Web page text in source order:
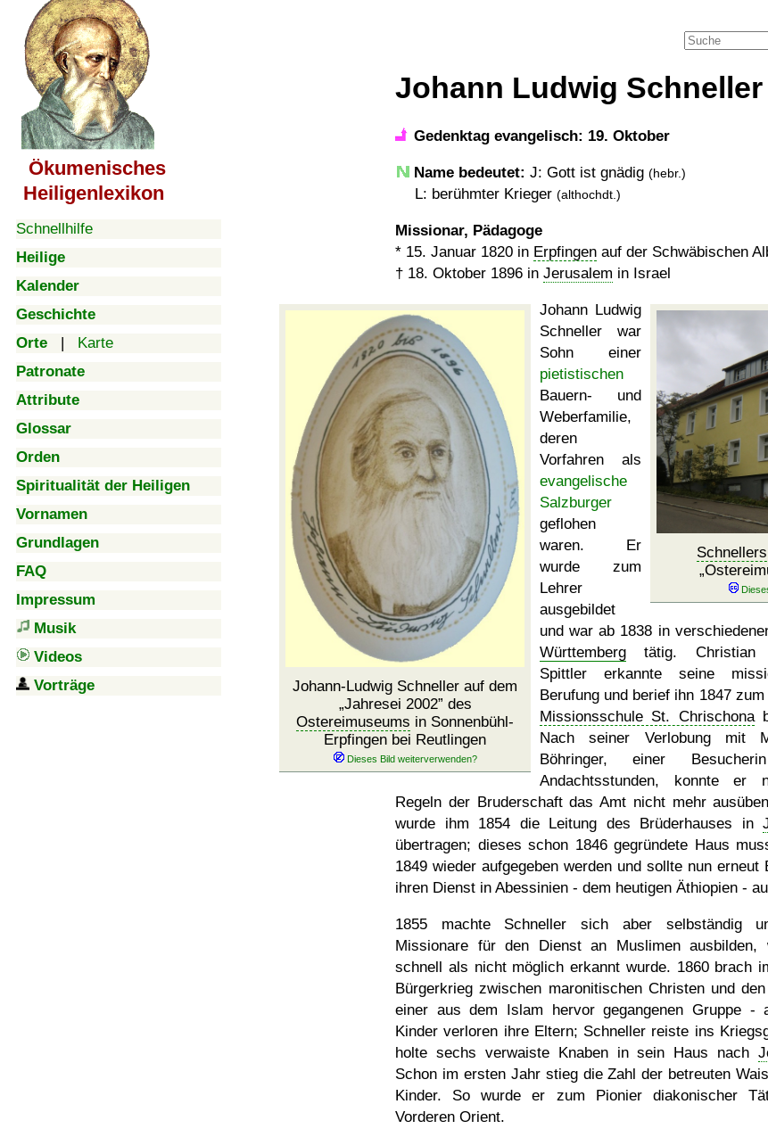
Ökumenisches
Heiligenlexikon
Schnellhilfe
Heilige
Kalender
Geschichte
Orte | Karte
Patronate
Attribute
Glossar
Orden
Spiritualität der Heiligen
Vornamen
Grundlagen
FAQ
Impressum
Musik
Videos
Vorträge
Johann Ludwig Schneller
Gedenktag evangelisch: 19. Oktober
Name bedeutet: J: Gott ist gnädig (hebr.)
L: berühmter Krieger (althochdt.)
Missionar, Pädagoge
* 15. Januar 1820 in Erpfingen auf der Schwäbischen
† 18. Oktober 1896 in Jerusalem in Israel
Johann-Ludwig Schneller auf dem
Jahresei 2002
des
Ostereimuseums in Sonnenbühl-
Erpfingen bei Reutlingen
Johann Ludwig
Schneller war
Sohn einer
pietistischen
Bauern- und
Weberfamilie,
deren
Vorfahren als
evangelische
Salzburger
geflohen
waren. Er
wurde zum
Lehrer
ausgebildet
und war ab 1838 in
Württemberg tätig. Christian
Spittler erkannte seine
Berufung und berief ihn 1847
Missionsschule St. Chrischona
Nach seiner Verlobung mit
Böhringer, einer
Andachtsstunden, konnte er
Regeln der Bruderschaft das Amt nicht mehr
wurde ihm 1854 die Leitung des Brüderhauses in
übertragen; dieses schon 1846 gegründete Haus
1849 wieder aufgegeben werden und sollte nun erneut
ihren Dienst in Abessinien - dem heutigen Äthiopien -
1855 machte Schneller sich aber selbständig
Missionare für den Dienst an Muslimen ausbilden,
schnell als nicht möglich erkannt wurde. 1860 brach
Bürgerkrieg zwischen maronitischen Christen und
einer aus dem Islam hervor gegangenen Gruppe -
Kinder verloren ihre Eltern; Schneller reiste ins
holte sechs verwaiste Knaben in sein Haus nach
Schon im ersten Jahr stieg die Zahl der betreuten
Kinder. So wurde er zum Pionier diakonischer
Vorderen Orient.